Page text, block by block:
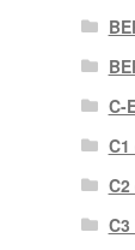
C-
C1
C2
C3